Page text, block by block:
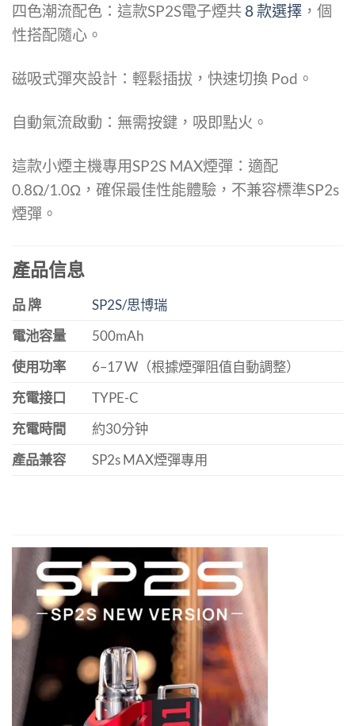
四色潮流配色：這款SP2S電子煙共 8 款選擇 ，個
性搭配隨心。
磁吸式彈夾設計：輕鬆插拔，快速切換 Pod。
自動氣流啟動：無需按鍵，吸即點火。
這款小煙主機專用SP2S MAX煙彈：適配
0.8Ω/1.0Ω，確保最佳性能體驗，不兼容標準SP2s
煙彈。
產品信息
品 牌
SP2S/思博瑞
電池容量
500mAh
使用功率
6–17 W（根據煙彈阻值自動調整）
充電接口
TYPE-C
充電時間
約30分钟
產品兼容
SP2s MAX煙彈專用